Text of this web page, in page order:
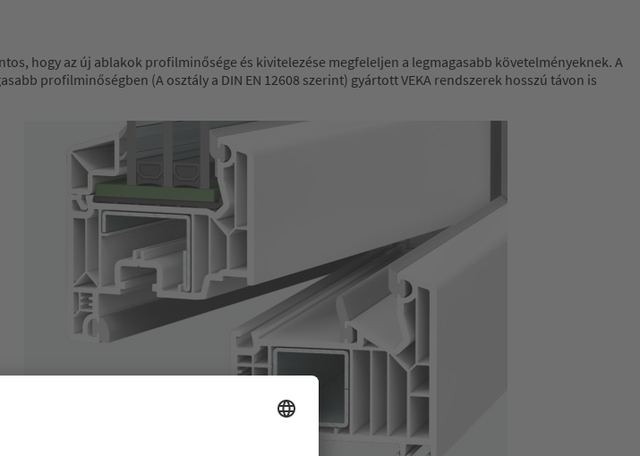
hogy az új ablakok profilminősége és kivitelezése megfeleljen a legmagasabb követelményeknek. A
profilminőségben (A osztály a DIN EN 12608 szerint) gyártott VEKA rendszerek hosszú távon is